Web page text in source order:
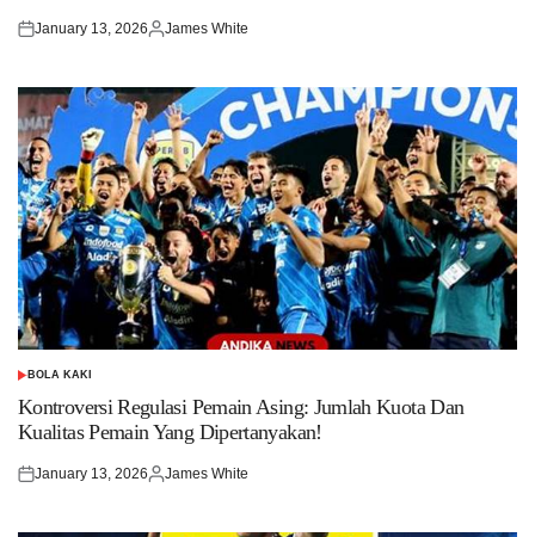
Posted
January 13, 2026
Posted
James White
POSTED
BOLA KAKI
Kontroversi Regulasi Pemain Asing: Jumlah Kuota Dan
Kualitas Pemain Yang Dipertanyakan!
Posted
January 13, 2026
Posted
James White